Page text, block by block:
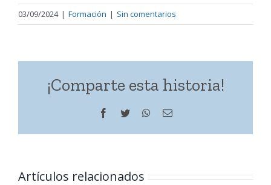
03/09/2024 | Formación | Sin comentarios
¡Comparte esta historia!
Facebook
Twitter WhatsApp
Correo
Artículos relacionados